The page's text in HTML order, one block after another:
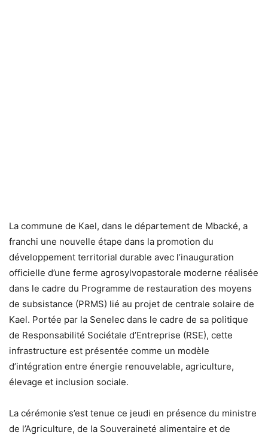
La commune de Kael, dans le département de Mbacké, a
franchi une nouvelle étape dans la promotion du
développement territorial durable avec l’inauguration
officielle d’une ferme agrosylvopastorale moderne réalisée
dans le cadre du Programme de restauration des moyens
de subsistance (PRMS) lié au projet de centrale solaire de
Kael. Portée par la Senelec dans le cadre de sa politique
de Responsabilité Sociétale d’Entreprise (RSE), cette
infrastructure est présentée comme un modèle
d’intégration entre énergie renouvelable, agriculture,
élevage et inclusion sociale.
La cérémonie s’est tenue ce jeudi en présence du ministre
de l’Agriculture, de la Souveraineté alimentaire et de